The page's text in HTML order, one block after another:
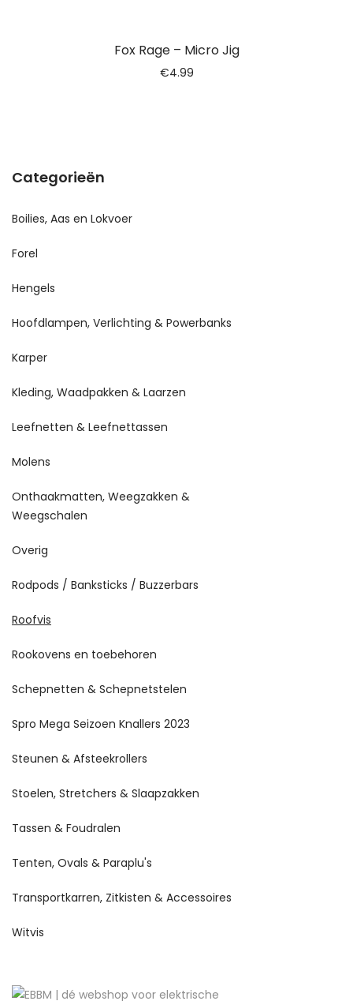
Fox Rage – Micro Jig
€4.99
Categorieën
Boilies, Aas en Lokvoer
Forel
Hengels
Hoofdlampen, Verlichting & Powerbanks
Karper
Kleding, Waadpakken & Laarzen
Leefnetten & Leefnettassen
Molens
Onthaakmatten, Weegzakken &
Weegschalen
Overig
Rodpods / Banksticks / Buzzerbars
Roofvis
Rookovens en toebehoren
Schepnetten & Schepnetstelen
Spro Mega Seizoen Knallers 2023
Steunen & Afsteekrollers
Stoelen, Stretchers & Slaapzakken
Tassen & Foudralen
Tenten, Ovals & Paraplu's
Transportkarren, Zitkisten & Accessoires
Witvis